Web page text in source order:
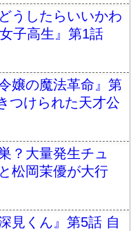
うしたらいいかわ
子高生』第1話
嬢の魔法革命』第
つけられた天才公
？大量発生チュ
松岡茉優が大行
見くん』第5話 自